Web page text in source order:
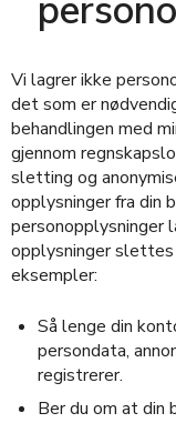
Vi lagrer ikke
det som er
behandlingen med
gjennom
sletting og
opplysninger fra din
personopplysninger
opplysninger slettes
eksempler:
Så lenge din
persondata,
registrerer.
Ber du om at din